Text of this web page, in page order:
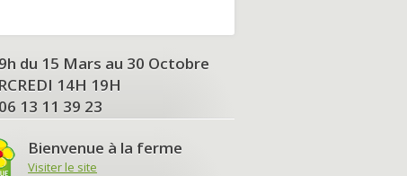
du 15 Mars au 30 Octobre
14H 19H
06 13 11 39 23
Bienvenue à la ferme
Visiter le site